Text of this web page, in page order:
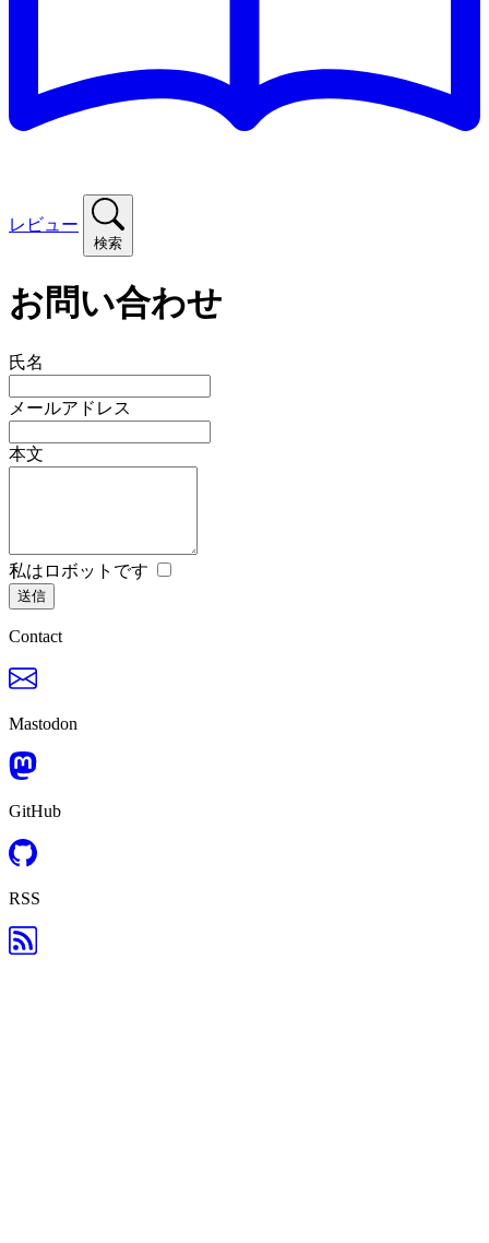
レビュー
検索
お問い合わせ
氏名
メールアドレス
本文
私はロボットです
送信
Contact
Mastodon
GitHub
RSS